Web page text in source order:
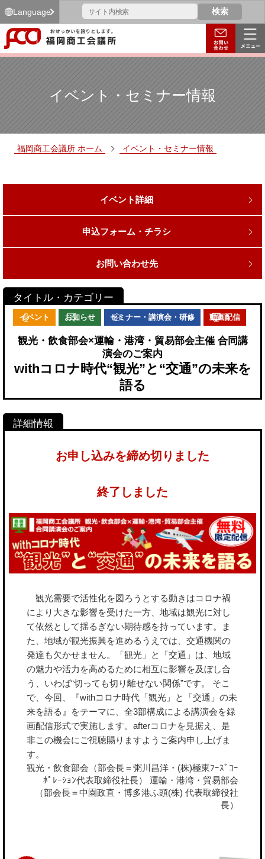
Language
イベント・セミナー情報
福岡商工会議所 ホーム イベント・セミナー情報
イベント詳細
申込フォーム・チラシ
お問い合わせ先
イベント お知らせ セミナー・講演会・研修 動画配信
観光・飲食部会×運輸・港湾・貿易部会主催 合同講
演会のご案内
withコロナ時代“観光”と“交通”の未来を
語る
お申し込みを締め切りました
終了しました
観光需要で活性化を図ろうとする動きはコロナ禍
により大きな影響を受けた一方、地域は観光に対し
て依然として揺るぎない期待感を持っています。ま
た、地域が観光振興を進めるうえでは、交通機関の
発達も欠かせません。「観光」と「交通」は、地域
の魅⼒や活⼒を⾼めるために相互に影響を及ぼし合
う、いわば“切っても切り離せない関係”です。 そこ
で、今回、『withコロナ時代「観光」と「交通」の未
来を語る』をテーマに、全3部構成による講演会を録
画配信形式で実施します。afterコロナを⾒据え、是
⾮この機会にご視聴賜りますようご案内申し上げま
す。
観光・飲⾷部会（部会⻑＝粥川昌洋・(株)極東ﾌｰｽﾞｺｰ
ﾎﾟﾚｰｼｮﾝ代表取締役社⻑） 運輸・港湾・貿易部会
（部会⻑＝中園政直・博多港ふ頭(株) 代表取締役社
⻑）